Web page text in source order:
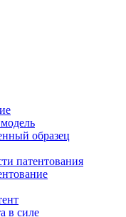
образец
патентования
в силе